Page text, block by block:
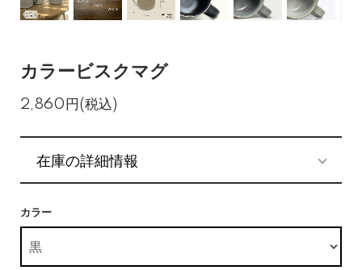
カラービスクマグ
2,860円(税込)
在庫の詳細情報
カラー